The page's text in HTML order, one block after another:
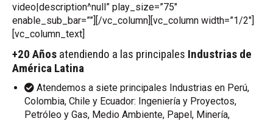
video|description^null” play_size=”75″
enable_sub_bar=””][/vc_column][vc_column width=”1/2″]
[vc_column_text]
+20 Años atendiendo a las principales Industrias de
América Latina
Atendemos a siete principales Industrias en Perú,
Colombia, Chile y Ecuador: Ingeniería y Proyectos,
Petróleo y Gas, Medio Ambiente, Papel, Minería,